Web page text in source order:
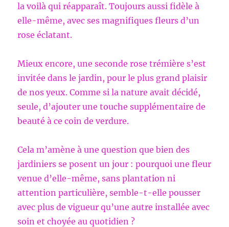
la voilà qui réapparaît. Toujours aussi fidèle à
elle-même, avec ses magnifiques fleurs d’un
rose éclatant.
Mieux encore, une seconde rose trémière s’est
invitée dans le jardin, pour le plus grand plaisir
de nos yeux. Comme si la nature avait décidé,
seule, d’ajouter une touche supplémentaire de
beauté à ce coin de verdure.
Cela m’amène à une question que bien des
jardiniers se posent un jour : pourquoi une fleur
venue d’elle-même, sans plantation ni
attention particulière, semble-t-elle pousser
avec plus de vigueur qu’une autre installée avec
soin et choyée au quotidien ?